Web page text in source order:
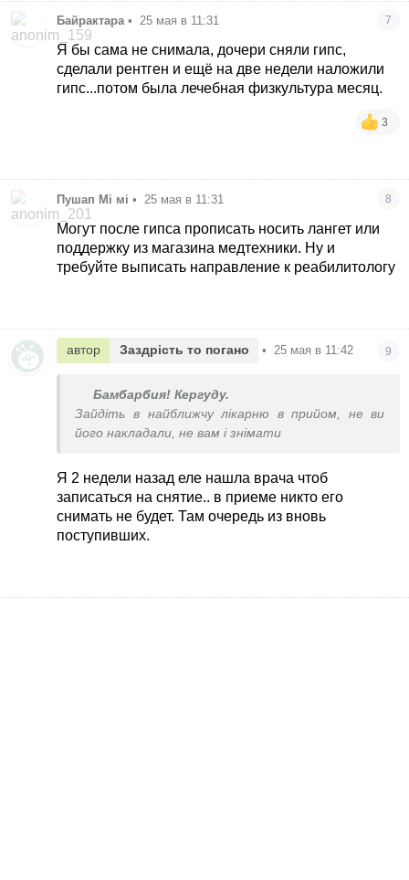
Байрактара • 25 мая в 11:31 7
Я бы сама не снимала, дочери сняли гипс,
сделали рентген и ещё на две недели наложили
гипс...потом была лечебная физкультура месяц.
3
Пушап Мі мі • 25 мая в 11:31 8
Могут после гипса прописать носить лангет или
поддержку из магазина медтехники. Ну и
требуйте выписать направление к реабилитологу
автор Заздрість то погано • 25 мая в 11:42 9
Бамбарбия! Кергуду.
Зайдіть в найближчу лікарню в прийом, не ви
його накладали, не вам і знімати
Я 2 недели назад еле нашла врача чтоб
записаться на снятие.. в приеме никто его
снимать не будет. Там очередь из вновь
поступивших.